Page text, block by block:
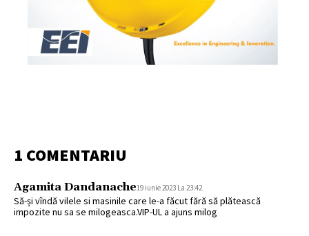
1 COMENTARIU
Agamita Dandanache19 iunie 2023 La 23:42
Să-și vîndă vilele si masinile care le-a făcut fără să plătească
impozite nu sa se milogeasca.VIP-UL a ajuns milog